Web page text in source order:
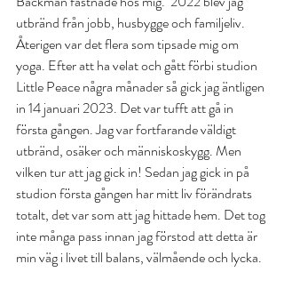
utbränd från jobb, husbygge och familjeliv.
Återigen var det flera som tipsade mig om
yoga. Efter att ha velat och gått förbi studion
Little Peace några månader så gick jag äntligen
in 14 januari 2023. Det var tufft att gå in
första gången. Jag var fortfarande väldigt
utbränd, osäker och människoskygg. Men
vilken tur att jag gick in! Sedan jag gick in på
studion första gången har mitt liv förändrats
totalt, det var som att jag hittade hem. Det tog
inte många pass innan jag förstod att detta är
min väg i livet till balans, välmående och lycka.